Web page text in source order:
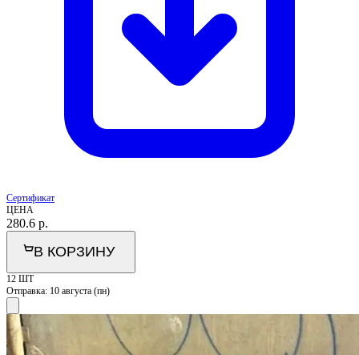
Сертификат
ЦЕНА
280.6 р.
В КОРЗИНУ
12 ШТ
Отправка: 10 августа (пн)